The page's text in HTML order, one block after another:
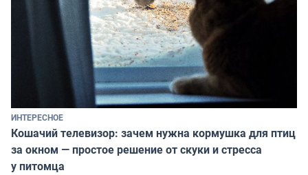
ИНТЕРЕСНОЕ
Кошачий телевизор: зачем нужна кормушка для птиц
за окном — простое решение от скуки и стресса
у питомца